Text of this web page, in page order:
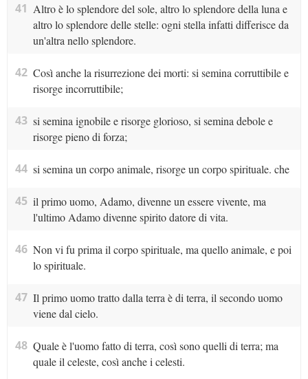
41 Altro è lo splendore del sole, altro lo splendore della luna e
altro lo splendore delle stelle: ogni stella infatti differisce da
un'altra nello splendore.
42 Così anche la risurrezione dei morti: si semina corruttibile e
risorge incorruttibile;
43 si semina ignobile e risorge glorioso, si semina debole e
risorge pieno di forza;
44 si semina un corpo animale, risorge un corpo spirituale. che
45 il primo uomo, Adamo, divenne un essere vivente, ma
l'ultimo Adamo divenne spirito datore di vita.
46 Non vi fu prima il corpo spirituale, ma quello animale, e poi
lo spirituale.
47 Il primo uomo tratto dalla terra è di terra, il secondo uomo
viene dal cielo.
48 Quale è l'uomo fatto di terra, così sono quelli di terra; ma
quale il celeste, così anche i celesti.